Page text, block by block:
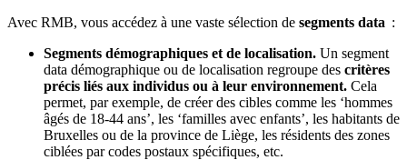
Avec RMB, vous accédez à une vaste sélection de segments data :
Segments démographiques et de localisation. Un segment
data démographique ou de localisation regroupe des critères
précis liés aux individus ou à leur environnement. Cela
permet, par exemple, de créer des cibles comme les ‘hommes
âgés de 18-44 ans’, les ‘familles avec enfants’, les habitants de
Bruxelles ou de la province de Liège, les résidents des zones
ciblées par codes postaux spécifiques, etc.